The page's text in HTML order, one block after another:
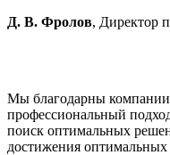
Д. В. Фролов, Директор
Мы благодарны
профессиональный
поиск оптимальных
достижения оптимальных